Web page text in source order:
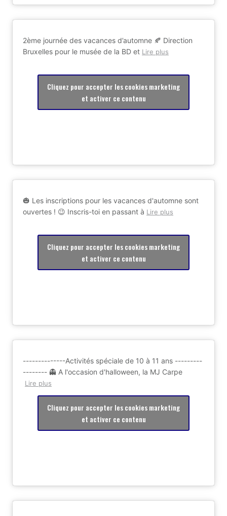
2ème journée des vacances d’automne 🍂 Direction
Bruxelles pour le musée de la BD et Lire plus
Cliquez pour accepter les cookies marketing
et activer ce contenu
🎃 Les inscriptions pour les vacances d'automne sont
ouvertes ! 😉 Inscris-toi en passant à Lire plus
Cliquez pour accepter les cookies marketing
et activer ce contenu
--------------Activités spéciale de 10 à 11 ans ---------
-------- 👻 A l'occasion d'halloween, la MJ Carpe
Lire plus
Cliquez pour accepter les cookies marketing
et activer ce contenu